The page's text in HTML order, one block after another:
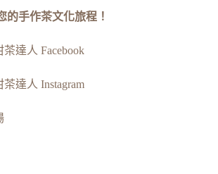
的手作茶文化旅程！
達人 Facebook
達人 Instagram